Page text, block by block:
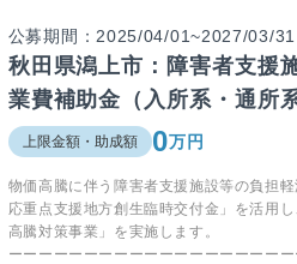
公募期間：2025/04/01~2027/03/31
秋田県潟上市：障害者支援
業費補助金（入所系・通所
上限金額・助成額 0万円
物価高騰に伴う障害者支援施設等の負担
応重点支援地方創生臨時交付金」を活用
高騰対策事業」を実施します。
ーーーーーーーーーーーーーーーーーー